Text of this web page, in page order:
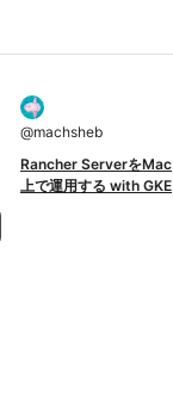
@machsheb
Rancher ServerをMac
上で運用する with GKE